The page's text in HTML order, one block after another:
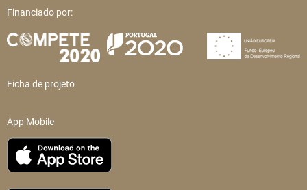
Financiado por:
Ficha de projeto
App Mobile